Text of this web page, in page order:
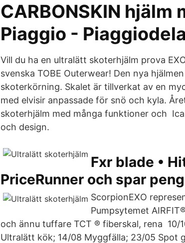
CARBONSKIN hjälm
Piaggio -
Vill du ha en ultralätt skoterhjälm prova
svenska TOBE Outerwear! Den nya
skoterkörning. Skalet är tillverkat av en
med elvisir anpassade för snö och kyla.
skoterhjälm med många funktioner och
och design.
Fxr blade •
PriceRunner och spar
ScorpionEXO
Pumpsytemet
och ännu tuffare TCT ® fiberskal, rena 10/
Ultralätt kök; 14/08 Myggfälla; 23/05 Spot